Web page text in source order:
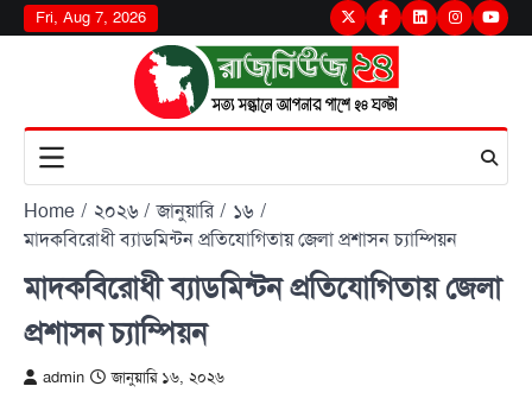
Skip
to
Fri, Aug 7, 2026 TwitterFacebook
LinkedInInstagram
Home ২০২৬ জানুয়ারি
১৬
মাদকবিরোধী ব্যাডমিন্টন প্রতিযোগিতায় জেলা প্রশাসন চ্যাম্পিয়ন
মাদকবিরোধী ব্যাডমিন্টন প্রতিযোগিতায় জেলা
প্রশাসন চ্যাম্পিয়ন
admin জানুয়ারি ১৬, ২০২৬